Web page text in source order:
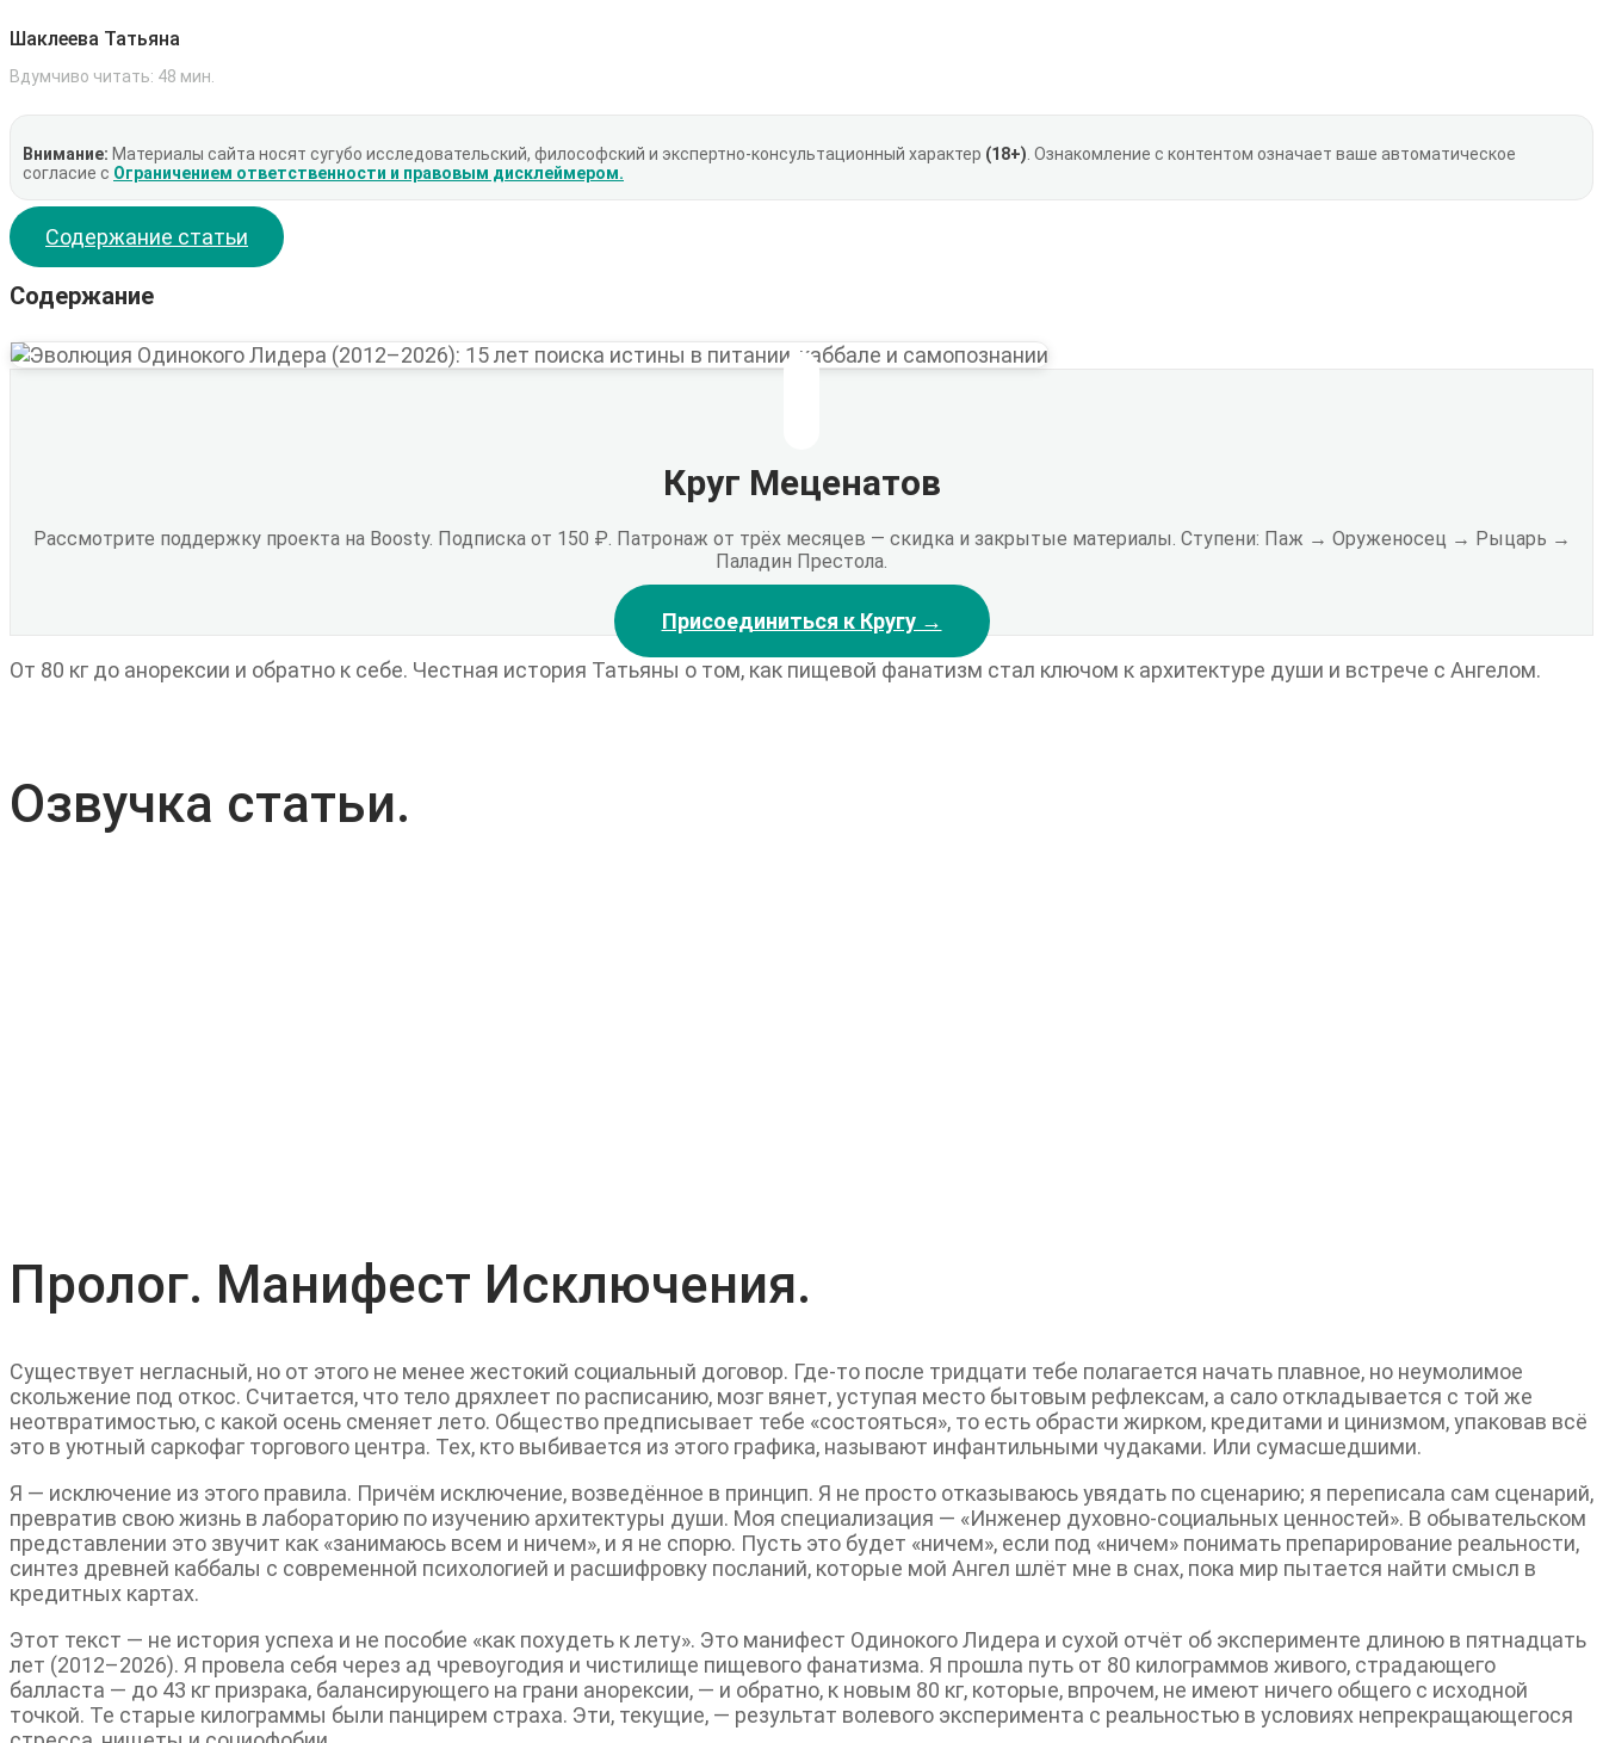
Шаклеева Татьяна
Вдумчиво читать: 48 мин.
Внимание: Материалы сайта носят сугубо исследовательский, философский и экспертно-консультационный характер (18+) . Ознакомление с контентом означает ваше автоматическое
согласие с Ограничением ответственности и правовым дисклеймером.
Содержание статьи
Содержание
Круг Меценатов
Рассмотрите поддержку проекта на Boosty. Подписка от 150 ₽. Патронаж от трёх месяцев — скидка и закрытые материалы. Ступени: Паж → Оруженосец → Рыцарь →
Паладин Престола.
Присоединиться к Кругу →
От 80 кг до анорексии и обратно к себе. Честная история Татьяны о том, как пищевой фанатизм стал ключом к архитектуре души и встрече с Ангелом.
Озвучка статьи.
Пролог. Манифест Исключения.
Существует негласный, но от этого не менее жестокий социальный договор. Где-то после тридцати тебе полагается начать плавное, но неумолимое
скольжение под откос. Считается, что тело дряхлеет по расписанию, мозг вянет, уступая место бытовым рефлексам, а сало откладывается с той же
неотвратимостью, с какой осень сменяет лето. Общество предписывает тебе «состояться», то есть обрасти жирком, кредитами и цинизмом, упаковав всё
это в уютный саркофаг торгового центра. Тех, кто выбивается из этого графика, называют инфантильными чудаками. Или сумасшедшими.
Я — исключение из этого правила. Причём исключение, возведённое в принцип. Я не просто отказываюсь увядать по сценарию; я переписала сам сценарий,
превратив свою жизнь в лабораторию по изучению архитектуры души. Моя специализация — «Инженер духовно-социальных ценностей». В обывательском
представлении это звучит как «занимаюсь всем и ничем», и я не спорю. Пусть это будет «ничем», если под «ничем» понимать препарирование реальности,
синтез древней каббалы с современной психологией и расшифровку посланий, которые мой Ангел шлёт мне в снах, пока мир пытается найти смысл в
кредитных картах.
Этот текст — не история успеха и не пособие «как похудеть к лету». Это манифест Одинокого Лидера и сухой отчёт об эксперименте длиною в пятнадцать
лет (2012–2026). Я провела себя через ад чревоугодия и чистилище пищевого фанатизма. Я прошла путь от 80 килограммов живого, страдающего
балласта — до 43 кг призрака, балансирующего на грани анорексии, — и обратно, к новым 80 кг, которые, впрочем, не имеют ничего общего с исходной
точкой. Те старые килограммы были панцирем страха. Эти, текущие, — результат волевого эксперимента с реальностью в условиях непрекращающегося